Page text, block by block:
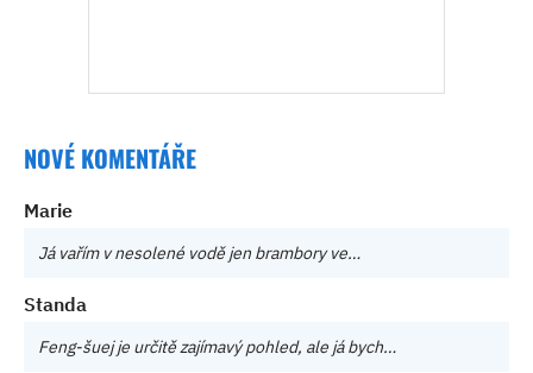
NOVÉ KOMENTÁŘE
Marie
Já vařím v nesolené vodě jen brambory ve…
Standa
Feng-šuej je určitě zajímavý pohled, ale já bych…